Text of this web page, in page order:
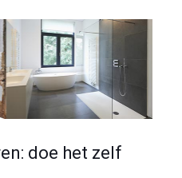
doe het zelf